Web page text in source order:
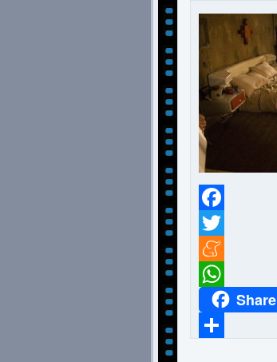
Facebook
Twitter
Meneame
WhatsAppShare